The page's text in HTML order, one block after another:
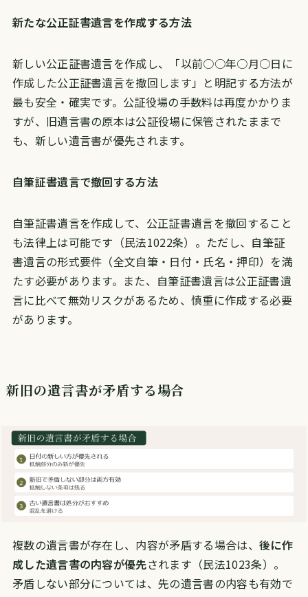
新たな公正証書遺言を作成する方法
新しい公正証書遺言を作成し、「以前○○年○月○日に
作成した公正証書遺言を撤回します」と明記する方法が
最も安全・確実です。公証役場の手数料は再度かかりま
すが、旧遺言書の原本は公証役場に保管されたままで
も、新しい遺言書が優先されます。
自筆証書遺言で撤回する方法
自筆証書遺言を作成して、公正証書遺言を撤回すること
も法律上は可能です（民法1022条）。ただし、自筆証
書遺言の形式要件（全文自筆・日付・氏名・押印）を満
たす必要があります。また、自筆証書遺言は公正証書遺
言に比べて無効リスクがあるため、慎重に作成する必要
があります。
新旧の遺言書が矛盾する場合
複数の遺言書が存在し、内容が矛盾する場合は、 後に作
成した遺言書の内容が優先されます（民法1023条）。
矛盾しない部分については、先の遺言書の内容も有効で